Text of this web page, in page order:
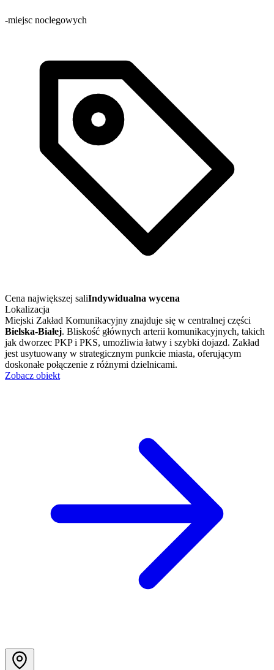
-miejsc noclegowych
Cena największej saliIndywidualna wycena
Lokalizacja
Miejski Zakład Komunikacyjny znajduje się w centralnej części
Bielska-Białej. Bliskość głównych arterii komunikacyjnych, takich
jak dworzec PKP i PKS, umożliwia łatwy i szybki dojazd. Zakład
jest usytuowany w strategicznym punkcie miasta, oferującym
doskonałe połączenie z różnymi dzielnicami.
Zobacz obiekt